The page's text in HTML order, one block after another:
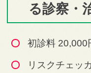
る診察・
初診料 20,000
リスクチェッ